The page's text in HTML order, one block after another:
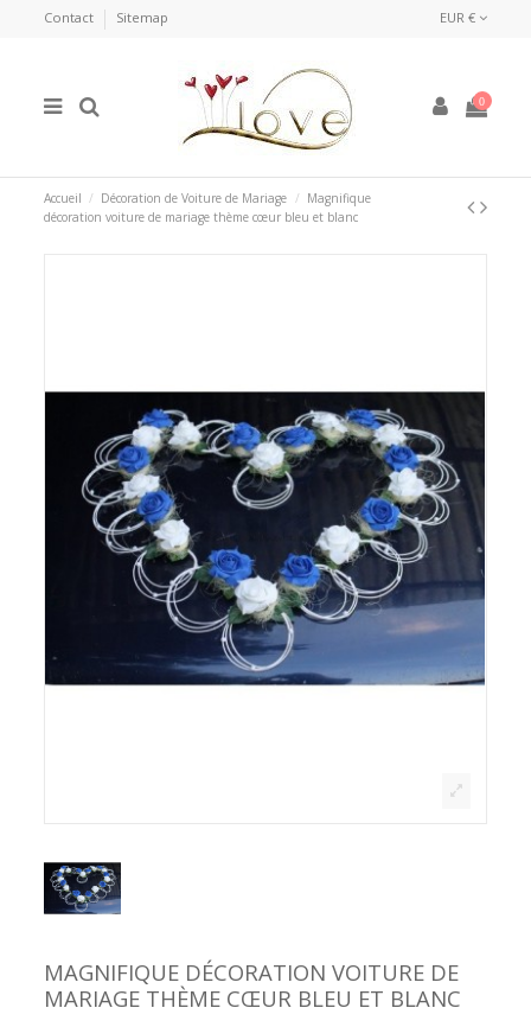
Contact Sitemap EUR €
0
Accueil Décoration de Voiture de Mariage
Magnifique
décoration voiture de mariage thème cœur bleu et blanc
MAGNIFIQUE DÉCORATION VOITURE DE
MARIAGE THÈME CŒUR BLEU ET BLANC